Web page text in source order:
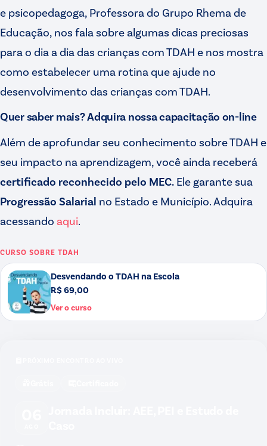
e psicopedagoga, Professora do Grupo Rhema de
Educação, nos fala sobre algumas dicas preciosas
para o dia a dia das crianças com TDAH e nos mostra
como estabelecer uma rotina que ajude no
desenvolvimento das crianças com TDAH.
Quer saber mais? Adquira nossa capacitação on-line
Além de aprofundar seu conhecimento sobre TDAH e
seu impacto na aprendizagem, você ainda receberá
certificado reconhecido pelo MEC. Ele garante sua
Progressão Salarial no Estado e Município. Adquira
acessando aqui
CURSO SOBRE TDAH
Desvendando o TDAH na Escola
R$ 69,00
Ver o curso